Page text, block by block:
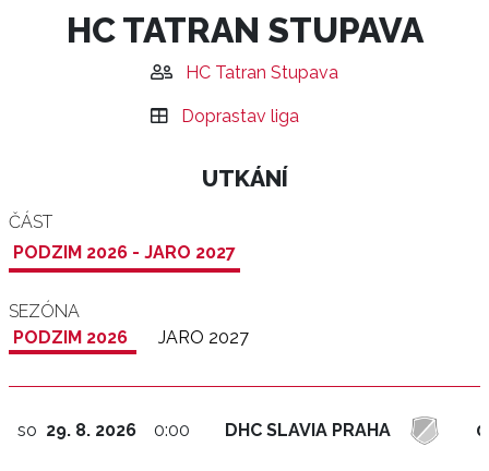
HC TATRAN STUPAVA
HC Tatran Stupava
Doprastav liga
UTKÁNÍ
ČÁST
PODZIM 2026 - JARO 2027
SEZÓNA
PODZIM 2026
JARO 2027
so 29. 8. 2026 0:00 DHC SLAVIA PRAHA